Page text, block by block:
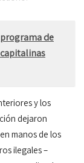
de
y los
dejaron
manos de los
ilegales –